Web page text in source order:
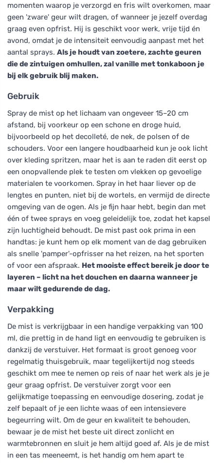
momenten waarop je verzorgd en fris wilt overkomen, maar
geen 'zware' geur wilt dragen, of wanneer je jezelf overdag
graag even opfrist. Hij is geschikt voor werk, vrije tijd én
avond, omdat je de intensiteit eenvoudig aanpast met het
aantal sprays. Als je houdt van zoetere, zachte geuren
die de zintuigen omhullen, zal vanille met tonkaboon je
bij elk gebruik blij maken.
Gebruik
Spray de mist op het lichaam van ongeveer 15–20 cm
afstand, bij voorkeur op een schone en droge huid,
bijvoorbeeld op het decolleté, de nek, de polsen of de
schouders. Voor een langere houdbaarheid kun je ook licht
over kleding spritzen, maar het is aan te raden dit eerst op
een onopvallende plek te testen om vlekken op gevoelige
materialen te voorkomen. Spray in het haar liever op de
lengtes en punten, niet bij de wortels, en vermijd de directe
omgeving van de ogen. Als je fijn haar hebt, begin dan met
één of twee sprays en voeg geleidelijk toe, zodat het kapsel
zijn luchtigheid behoudt. De mist past ook prima in een
handtas: je kunt hem op elk moment van de dag gebruiken
als snelle 'pamper'-opfrisser na het reizen, na het sporten
of voor een afspraak. Het mooiste effect bereik je door te
layeren – licht na het douchen en daarna wanneer je
maar wilt gedurende de dag.
Verpakking
De mist is verkrijgbaar in een handige verpakking van 100
ml, die prettig in de hand ligt en eenvoudig te gebruiken is
dankzij de verstuiver. Het formaat is groot genoeg voor
regelmatig thuisgebruik, maar tegelijkertijd nog steeds
geschikt om mee te nemen op reis of naar het werk als je je
geur graag opfrist. De verstuiver zorgt voor een
gelijkmatige toepassing en eenvoudige dosering, zodat je
zelf bepaalt of je een lichte waas of een intensievere
begeurring wilt. Om de geur en kwaliteit te behouden,
bewaar je de mist het beste uit direct zonlicht en
warmtebronnen en sluit je hem altijd goed af. Als je de mist
in een tas meeneemt, is het handig om hem apart te